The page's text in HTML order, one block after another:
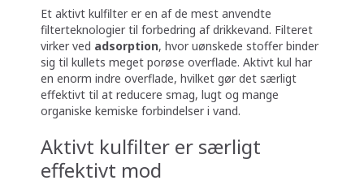
Et aktivt kulfilter er en af de mest anvendte
filterteknologier til forbedring af drikkevand. Filteret
virker ved adsorption, hvor uønskede stoffer binder
sig til kullets meget porøse overflade. Aktivt kul har
en enorm indre overflade, hvilket gør det særligt
effektivt til at reducere smag, lugt og mange
organiske kemiske forbindelser i vand.
Aktivt kulfilter er særligt
effektivt mod